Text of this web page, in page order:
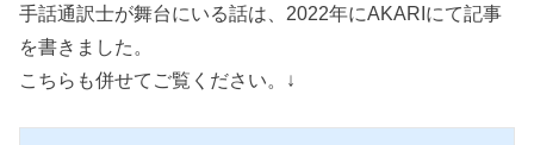
手話通訳士が舞台にいる話は、2022年にAKARIにて記事
を書きました。
こちらも併せてご覧ください。↓